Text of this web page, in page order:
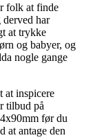
folk at finde
derved har
at trykke
og babyer, og
nogle gange
at inspicere
tilbud på
før du
at antage den